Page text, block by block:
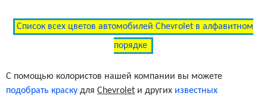
Список всех цветов автомобилей Chevrolet в алфавитном
порядке
С помощью колористов нашей компании вы можете
подобрать краску дляChevrolet и других известных